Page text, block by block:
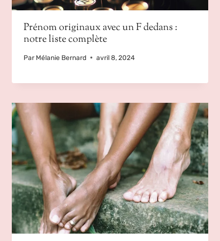
Prénom originaux avec un F dedans :
notre liste complète
Par Mélanie Bernard avril 8, 2024